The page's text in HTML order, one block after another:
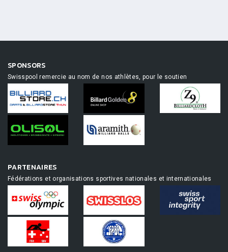
SPONSORS
Swisspool remercie au nom de nos athlètes, pour le soutien
PARTENAIRES
Fédérations et organisations sportives nationales et internationales